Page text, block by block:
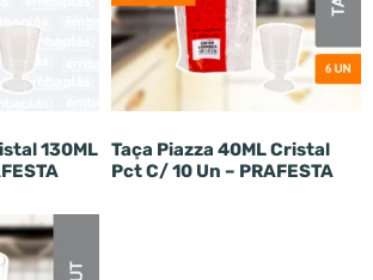
130ML
Taça Piazza 40ML Cristal
Pct C/ 10 Un – PRAFESTA